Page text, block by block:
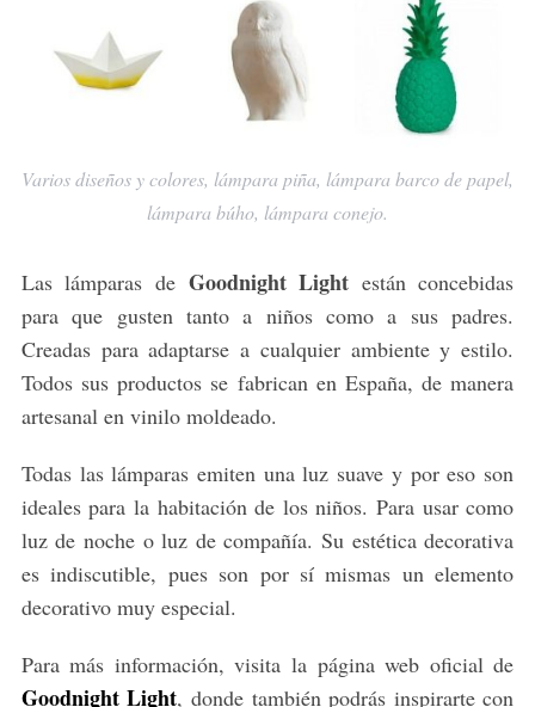
Varios diseños y colores, lámpara piña, lámpara barco de papel,
lámpara búho, lámpara conejo.
Las lámparas de Goodnight Light están concebidas
para que gusten tanto a niños como a sus padres.
Creadas para adaptarse a cualquier ambiente y estilo.
Todos sus productos se fabrican en España, de manera
artesanal en vinilo moldeado.
Todas las lámparas emiten una luz suave y por eso son
ideales para la habitación de los niños. Para usar como
luz de noche o luz de compañía. Su estética decorativa
es indiscutible, pues son por sí mismas un elemento
decorativo muy especial.
Para más información, visita la página web oficial de
Goodnight Light, donde también podrás inspirarte con